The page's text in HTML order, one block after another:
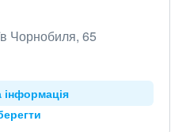
Чорнобиля, 65
інформація